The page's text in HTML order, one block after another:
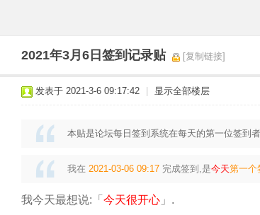
2021年3月6日签到记录贴 [复制链接]
发表于 2021-3-6 09:17:42 显示全部楼层
本贴是论坛每日签到系统在每天的第一位签到
我在 2021-03-06 09:17 完成签到,是今天第一个
我今天最想说:「 今天很开心 」.